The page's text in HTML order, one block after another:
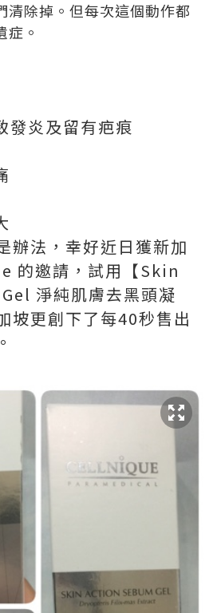
清除掉。但每次這個動作都
症。
發炎及留有疤痕
辦法，幸好近日獲新加
的邀請，試用【Skin
淨純肌膚去黑頭凝
坡更創下了每40秒售出